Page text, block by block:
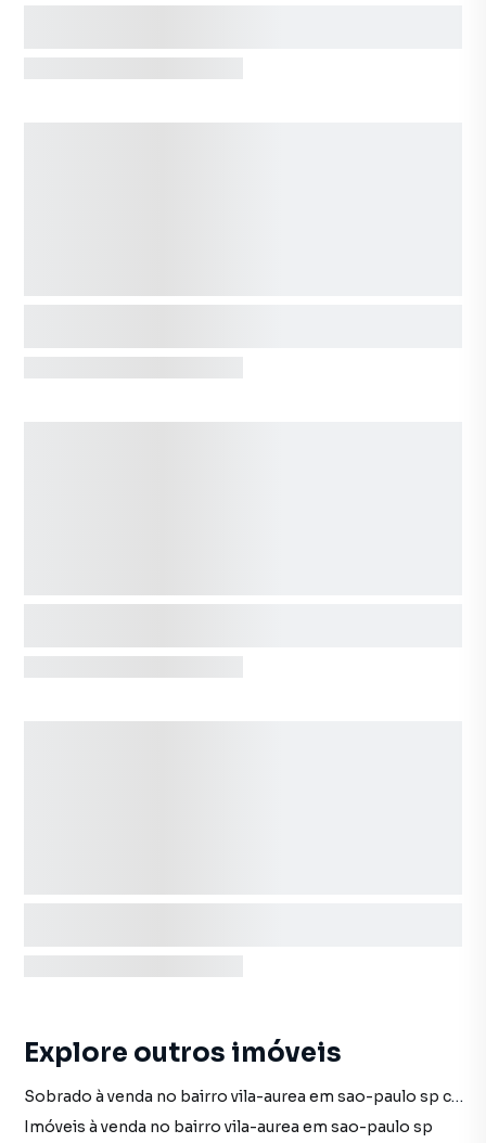
Explore outros imóveis
Sobrado à venda no bairro vila-aurea em sao-paulo sp com 1 vaga
Imóveis à venda no bairro vila-aurea em sao-paulo sp